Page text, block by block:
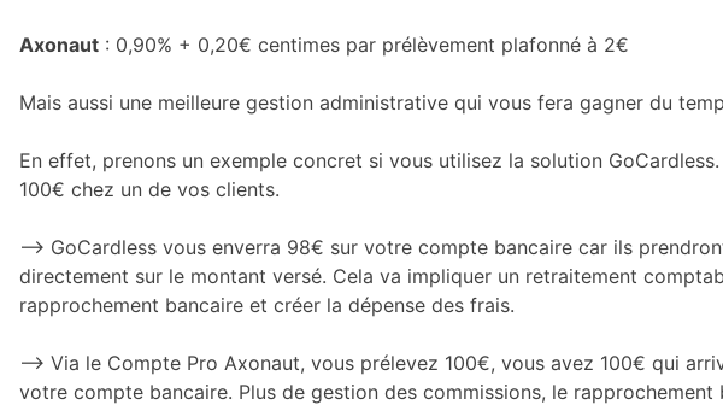
Axonaut : 0,90% + 0,20€ centimes par prélèvement plafonné à 2€
Mais aussi une meilleure gestion administrative qui vous fera gagner du
En effet, prenons un exemple concret si vous utilisez la solution
100€ chez un de vos clients.
–> GoCardless vous enverra 98€ sur votre compte bancaire car ils
directement sur le montant versé. Cela va impliquer un retraitement
rapprochement bancaire et créer la dépense des frais.
–> Via le Compte Pro Axonaut, vous prélevez 100€, vous avez 100€ qui
votre compte bancaire. Plus de gestion des commissions, le rapprochement